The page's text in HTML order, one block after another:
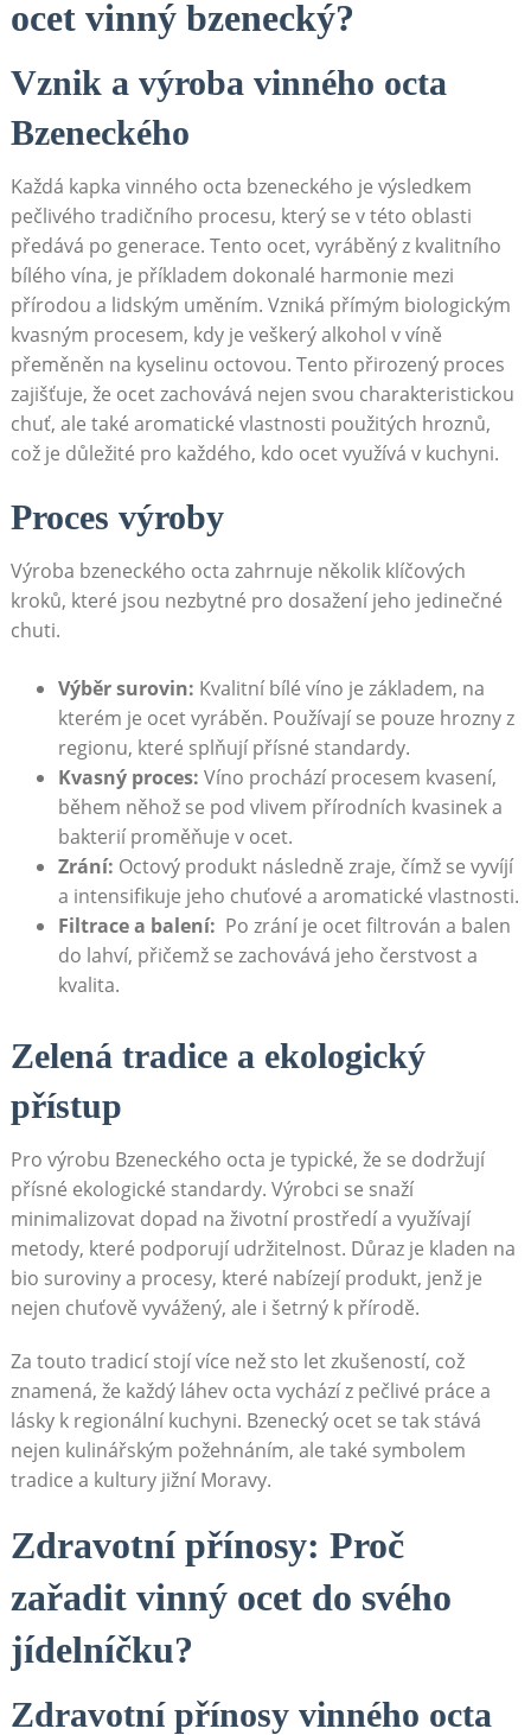
ocet vinný‍ bzenecký?
Vznik a výroba vinného octa
Bzeneckého
Každá ‌kapka‌ vinného ‍octa ​bzeneckého je výsledkem
pečlivého ​tradičního procesu,‍ který se v této oblasti
předává po generace. ⁤Tento ocet, ​vyráběný z kvalitního
bílého vína, je příkladem dokonalé⁣ harmonie mezi
⁣přírodou a lidským uměním. ⁣Vzniká přímým biologickým⁣
kvasným procesem, kdy je veškerý alkohol ‍v víně
⁣přeměněn na‌ kyselinu octovou. Tento přirozený proces
zajišťuje, že ocet zachovává nejen ⁢svou charakteristickou‍
chuť, ale ‌také aromatické vlastnosti⁢ použitých hroznů,
což je ​důležité pro každého, kdo ocet‌ využívá v kuchyni.
Proces ⁢výroby
Výroba⁢ bzeneckého octa ⁢zahrnuje několik klíčových
kroků, které⁣ jsou nezbytné ⁢pro dosažení jeho jedinečné
chuti.
Výběr surovin: Kvalitní bílé ⁣víno je základem, na
kterém je ‌ocet vyráběn. Používají se pouze ‌hrozny z
‍regionu, ⁤které splňují​ přísné standardy.
Kvasný proces: Víno prochází procesem kvasení, ​
během něhož se pod vlivem přírodních kvasinek a
bakterií proměňuje‍ v ocet.
Zrání: ⁣Octový ‍produkt následně‍ zraje,​ čímž se vyvíjí
⁤a‌ intensifikuje‍ jeho ‍chuťové a ​aromatické vlastnosti.
Filtrace a balení: ⁤ Po ‌zrání je‍ ocet filtrován⁢ a balen
do lahví, přičemž se zachovává jeho​ čerstvost⁢ a
kvalita.
Zelená‌ tradice a ‌ekologický ​
přístup
Pro výrobu Bzeneckého octa je typické, že​ se dodržují
⁢přísné ⁣ekologické standardy. Výrobci se snaží
minimalizovat dopad na životní prostředí a‍ využívají
metody, které‌ podporují ⁣udržitelnost. Důraz je kladen na
bio⁤ suroviny a ‌procesy, které nabízejí produkt, jenž je ​
nejen⁢ chuťově vyvážený,⁢ ale i ⁣šetrný k přírodě.
Za touto tradicí stojí více než ⁣sto let zkušeností, což
znamená,​ že každý láhev octa vychází‍ z pečlivé práce a
lásky k regionální‌ kuchyni. Bzenecký ocet se tak ‌stává
nejen kulinářským požehnáním, ale také symbolem
tradice a kultury jižní Moravy.
Zdravotní přínosy:⁣ Proč ​
zařadit vinný ocet ⁣do svého
jídelníčku?
Zdravotní přínosy vinného octa